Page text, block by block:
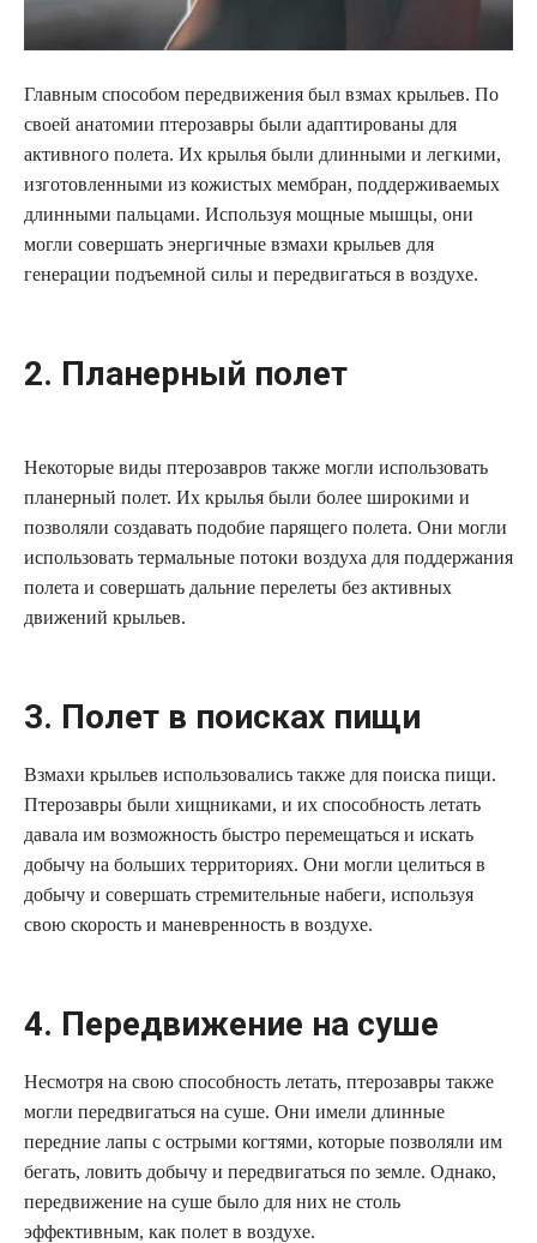
Главным способом передвижения был взмах крыльев. По
своей анатомии птерозавры были адаптированы для
активного полета. Их крылья были длинными и легкими,
изготовленными из кожистых мембран, поддерживаемых
длинными пальцами. Используя мощные мышцы, они
могли совершать энергичные взмахи крыльев для
генерации подъемной силы и передвигаться в воздухе.
2. Планерный полет
Некоторые виды птерозавров также могли использовать
планерный полет. Их крылья были более широкими и
позволяли создавать подобие парящего полета. Они могли
использовать термальные потоки воздуха для поддержания
полета и совершать дальние перелеты без активных
движений крыльев.
3. Полет в поисках пищи
Взмахи крыльев использовались также для поиска пищи.
Птерозавры были хищниками, и их способность летать
давала им возможность быстро перемещаться и искать
добычу на больших территориях. Они могли целиться в
добычу и совершать стремительные набеги, используя
свою скорость и маневренность в воздухе.
4. Передвижение на суше
Несмотря на свою способность летать, птерозавры также
могли передвигаться на суше. Они имели длинные
передние лапы с острыми когтями, которые позволяли им
бегать, ловить добычу и передвигаться по земле. Однако,
передвижение на суше было для них не столь
эффективным, как полет в воздухе.